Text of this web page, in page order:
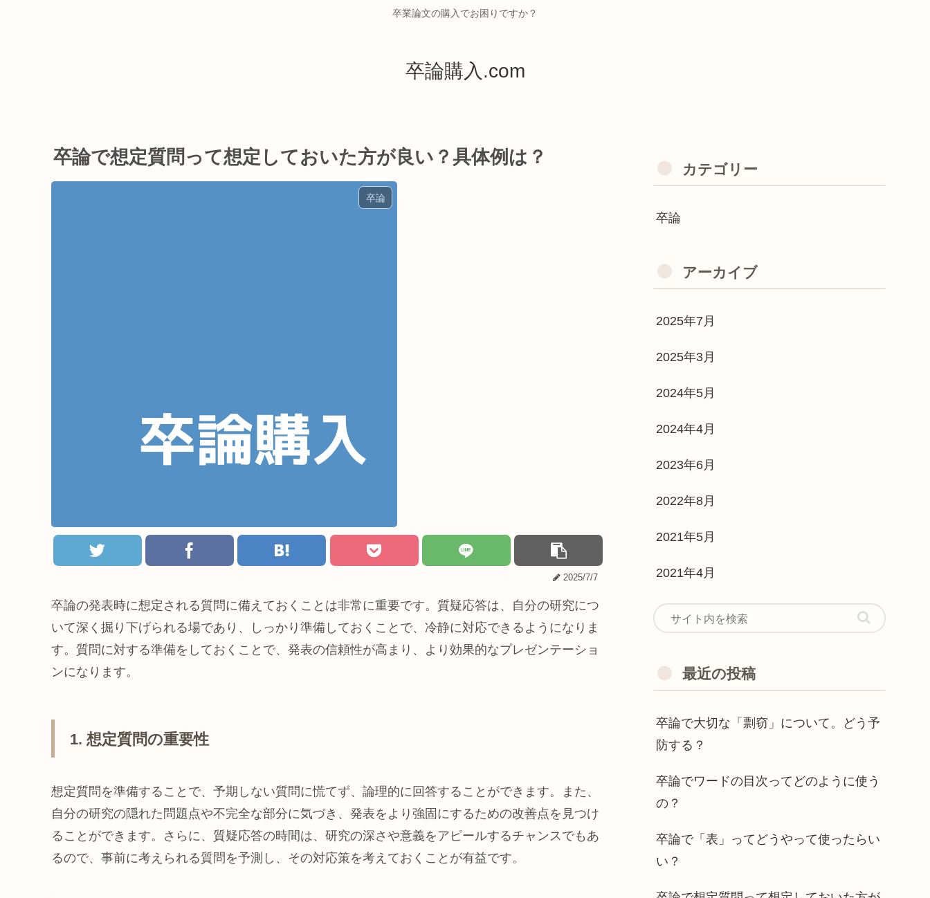
卒業論文の購入でお困りですか？
卒論購入.com
卒論で想定質問って想定しておいた方が良い？具体例は？
卒論
2025/7/7
卒論の発表時に想定される質問に備えておくことは非常に重要です。質疑応答は、自分の研究につ
いて深く掘り下げられる場であり、しっかり準備しておくことで、冷静に対応できるようになりま
す。質問に対する準備をしておくことで、発表の信頼性が高まり、より効果的なプレゼンテーショ
ンになります。
1. 想定質問の重要性
想定質問を準備することで、予期しない質問に慌てず、論理的に回答することができます。また、
自分の研究の隠れた問題点や不完全な部分に気づき、発表をより強固にするための改善点を見つけ
ることができます。さらに、質疑応答の時間は、研究の深さや意義をアピールするチャンスでもあ
るので、事前に考えられる質問を予測し、その対応策を考えておくことが有益です。
カテゴリー
卒論
アーカイブ
2025年7月
2025年3月
2024年5月
2024年4月
2023年6月
2022年8月
2021年5月
2021年4月
最近の投稿
卒論で大切な「剽窃」について。どう予
防する？
卒論でワードの目次ってどのように使う
の？
卒論で「表」ってどうやって使ったらい
い？